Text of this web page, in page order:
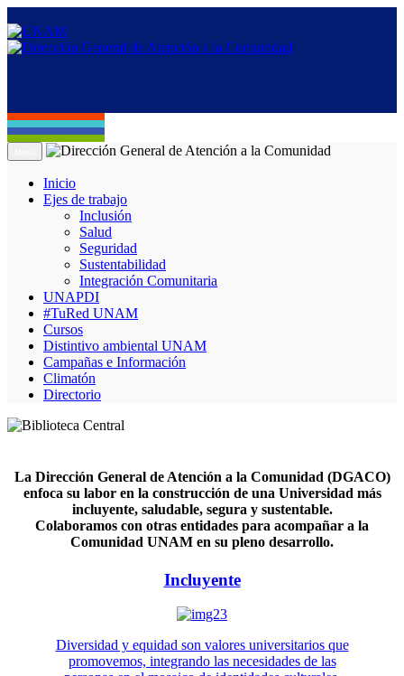
Inicio
Ejes de trabajo
Inclusión
Salud
Seguridad
Sustentabilidad
Integración Comunitaria
UNAPDI
#TuRed UNAM
Cursos
Distintivo ambiental UNAM
Campañas e Información
Climatón
Directorio
La Dirección General de Atención a la Comunidad (DGACO)
enfoca su labor en la construcción de una Universidad más
incluyente, saludable, segura y sustentable.
Colaboramos con otras entidades para acompañar a la
Comunidad UNAM en su pleno desarrollo.
Incluyente
Diversidad y equidad son valores universitarios que
promovemos, integrando las necesidades de las